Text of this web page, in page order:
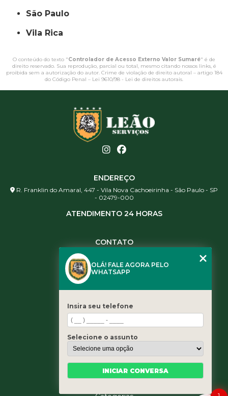
São Paulo
Vila Rica
O conteúdo do texto "Controlador de Acesso Externo Valor Sumaré" é de
direito reservado. Sua reprodução, parcial ou total, mesmo citando nossos links, é
proibida sem a autorização do autor. Crime de violação de direito autoral – artigo 184
do Código Penal – Lei 9610/98 - Lei de direitos autorais.
ENDEREÇO
R. Franklin do Amaral, 447 - Vila Nova Cachoeirinha - São Paulo - SP
- 02479-000
ATENDIMENTO 24 HORAS
CONTATO
(11) 3461-5871
contato@leaoservicos.com.br
Home
Quem somos
Serviços
Blog
OLÁ! FALE AGORA PELO
WHATSAPP
Insira seu telefone
Selecione o assunto
INICIAR CONVERSA